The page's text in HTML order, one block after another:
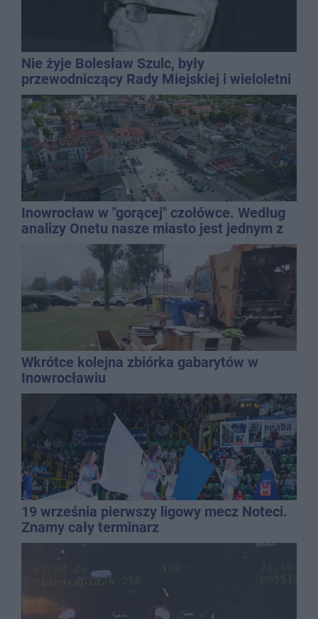
Nie żyje Bolesław Szulc, były
przewodniczący Rady Miejskiej i wieloletni
dyrektor SP 14
Inowrocław w "gorącej" czołówce. Według
analizy Onetu nasze miasto jest jednym z
najbardziej narażonych na upały
Wkrótce kolejna zbiórka gabarytów w
Inowrocławiu
19 września pierwszy ligowy mecz Noteci.
Znamy cały terminarz